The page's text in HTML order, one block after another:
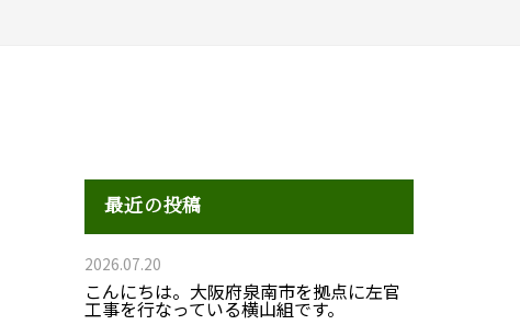
最近の投稿
2026.07.20
こんにちは。大阪府泉南市を拠点に左官
工事を行なっている横山組です。